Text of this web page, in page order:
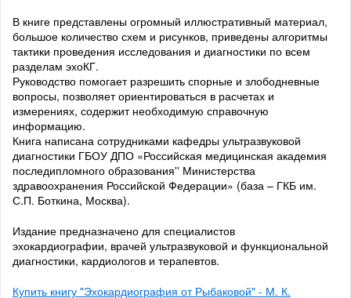
В книге представлены огромный иллюстративный материал,
большое количество схем и рисунков, приведены алгоритмы
тактики проведения исследования и диагностики по всем
разделам эхоКГ.
Руководство помогает разрешить спорные и злободневные
вопросы, позволяет ориентироваться в расчетах и
измерениях, содержит необходимую справочную
информацию.
Книга написана сотрудниками кафедры ультразвуковой
диагностики ГБОУ ДПО «Российская медицинская академия
последипломного образования'' Министерства
здравоохранения Российской Федерации» (база – ГКБ им.
С.П. Боткина, Москва).
Издание предназначено для специалистов
эхокардиографии, врачей ультразвуковой и функциональной
диагностики, кардиологов и терапевтов.
Купить книгу "Эхокардиография от Рыбаковой" - М. К.